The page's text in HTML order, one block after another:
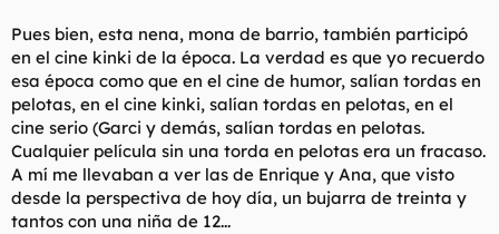
Pues bien, esta nena, mona de barrio, también participó
en el cine kinki de la época. La verdad es que yo recuerdo
esa época como que en el cine de humor, salían tordas en
pelotas, en el cine kinki, salían tordas en pelotas, en el
cine serio (Garci y demás, salían tordas en pelotas.
Cualquier película sin una torda en pelotas era un fracaso.
A mí me llevaban a ver las de Enrique y Ana, que visto
desde la perspectiva de hoy día, un bujarra de treinta y
tantos con una niña de 12...